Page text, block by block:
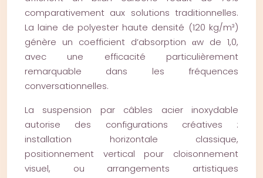
comparativement aux solutions traditionnelles.
La laine de polyester haute densité (120 kg/m³)
génère un coefficient d’absorption αw de 1,0,
avec une efficacité particulièrement
remarquable dans les fréquences
conversationnelles.
La suspension par câbles acier inoxydable
autorise des configurations créatives :
installation horizontale classique,
positionnement vertical pour cloisonnement
visuel, ou arrangements artistiques